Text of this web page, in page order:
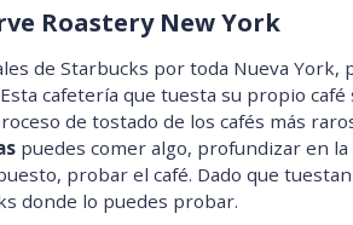
Roastery New York
de Starbucks por toda Nueva York,
cafetería que tuesta su propio
de tostado de los cafés más
puedes comer algo, profundizar en la
probar el café. Dado que
donde lo puedes probar.